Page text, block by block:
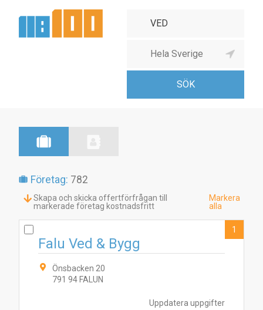
Företag: 782
Skapa och skicka offertförfrågan till
markerade företag kostnadsfritt
Markera
alla
Uppdatera uppgifter
Falu Ved & Bygg
Önsbacken 20
791 94 FALUN
1